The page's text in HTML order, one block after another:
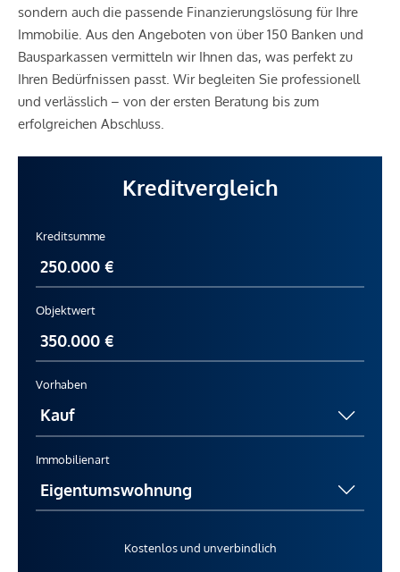
sondern auch die passende Finanzierungslösung für Ihre
Immobilie. Aus den Angeboten von über 150 Banken und
Bausparkassen vermitteln wir Ihnen das, was perfekt zu
Ihren Bedürfnissen passt. Wir begleiten Sie professionell
und verlässlich – von der ersten Beratung bis zum
erfolgreichen Abschluss.
Kreditvergleich
Kreditsumme
Objektwert
Vorhaben
Immobilienart
Kostenlos und unverbindlich